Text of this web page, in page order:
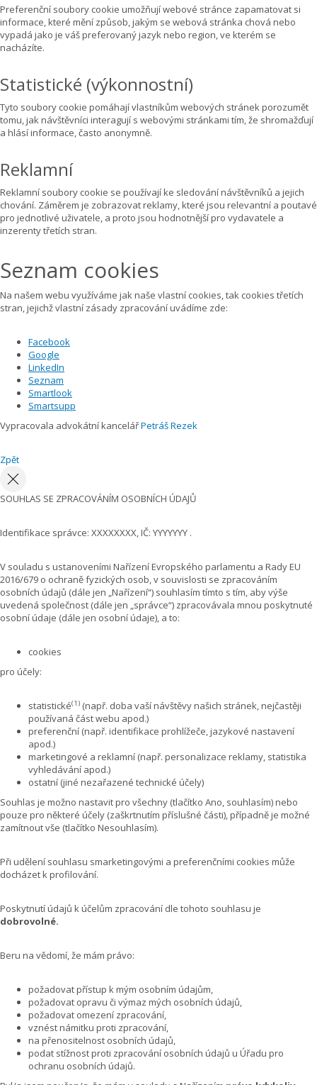
Preferenční soubory cookie umožňují webové stránce zapamatovat si
informace, které mění způsob, jakým se webová stránka chová nebo
vypadá jako je váš preferovaný jazyk nebo region, ve kterém se
nacházíte.
Statistické (výkonnostní)
Tyto soubory cookie pomáhají vlastníkům webových stránek porozumět
tomu, jak návštěvníci interagují s webovými stránkami tím, že shromažďují
a hlásí informace, často anonymně.
Reklamní
Reklamní soubory cookie se používají ke sledování návštěvníků a jejich
chování. Záměrem je zobrazovat reklamy, které jsou relevantní a poutavé
pro jednotlivé uživatele, a proto jsou hodnotnější pro vydavatele a
inzerenty třetích stran.
Seznam cookies
Na našem webu využíváme jak naše vlastní cookies, tak cookies třetích
stran, jejichž vlastní zásady zpracování uvádíme zde:
Facebook
Google
LinkedIn
Seznam
Smartlook
Smartsupp
Vypracovala advokátní kancelářPetráš Rezek
Zpět
SOUHLAS SE ZPRACOVÁNÍM OSOBNÍCH ÚDAJŮ
Identifikace správce: XXXXXXXX, IČ: YYYYYYY .
V souladu s ustanoveními Nařízení Evropského parlamentu a Rady EU
2016/679 o ochraně fyzických osob, v souvislosti se zpracováním
osobních údajů (dále jen „Nařízení“) souhlasím tímto s tím, aby výše
uvedená společnost (dále jen „správce“) zpracovávala mnou poskytnuté
osobní údaje (dále jen osobní údaje), a to:
cookies
pro účely:
statistické(1) (např. doba vaší návštěvy našich stránek, nejčastěji
používaná část webu apod.)
preferenční (např. identifikace prohlížeče, jazykové nastavení
apod.)
marketingové a reklamní (např. personalizace reklamy, statistika
vyhledávání apod.)
ostatní (jiné nezařazené technické účely)
Souhlas je možno nastavit pro všechny (tlačítko Ano, souhlasím) nebo
pouze pro některé účely (zaškrtnutím příslušné části), případně je možné
zamítnout vše (tlačítko Nesouhlasím).
Při udělení souhlasu smarketingovými a preferenčními cookies může
docházet k profilování.
Poskytnutí údajů k účelům zpracování dle tohoto souhlasu je
dobrovolné.
Beru na vědomí, že mám právo:
požadovat přístup k mým osobním údajům,
požadovat opravu či výmaz mých osobních údajů,
požadovat omezení zpracování,
vznést námitku proti zpracování,
na přenositelnost osobních údajů,
podat stížnost proti zpracování osobních údajů u Úřadu pro
ochranu osobních údajů.